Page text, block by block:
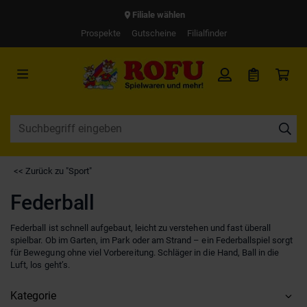
Filiale wählen
Prospekte
Gutscheine Filialfinder
<< Zurück zu "Sport"
Federball
Federball ist schnell aufgebaut, leicht zu verstehen und fast überall
spielbar. Ob im Garten, im Park oder am Strand – ein Federballspiel sorgt
für Bewegung ohne viel Vorbereitung. Schläger in die Hand, Ball in die
Luft, los geht’s.
Kategorie